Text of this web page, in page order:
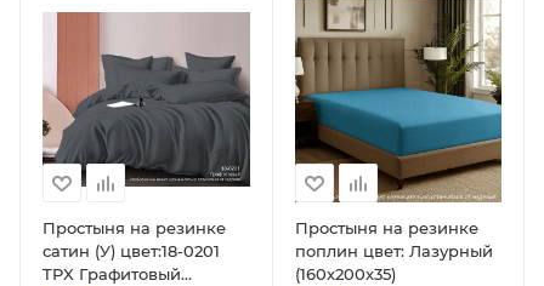
Простыня на резинке
сатин (У) цвет:18-0201
TPX Графитовый
Простыня на резинке
поплин цвет: Лазурный
(160х200х35)